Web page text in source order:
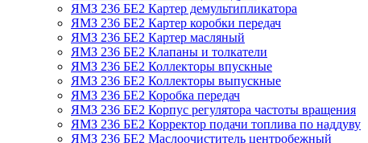
ЯМЗ 236 БЕ2 Картер демультипликатора
ЯМЗ 236 БЕ2 Картер коробки передач
ЯМЗ 236 БЕ2 Картер масляный
ЯМЗ 236 БЕ2 Клапаны и толкатели
ЯМЗ 236 БЕ2 Коллекторы впускные
ЯМЗ 236 БЕ2 Коллекторы выпускные
ЯМЗ 236 БЕ2 Коробка передач
ЯМЗ 236 БЕ2 Корпус регулятора частоты вращения
ЯМЗ 236 БЕ2 Корректор подачи топлива по наддуву
ЯМЗ 236 БЕ2 Маслоочиститель центробежный